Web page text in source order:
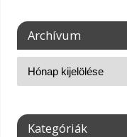
Archívum
Kategóriák